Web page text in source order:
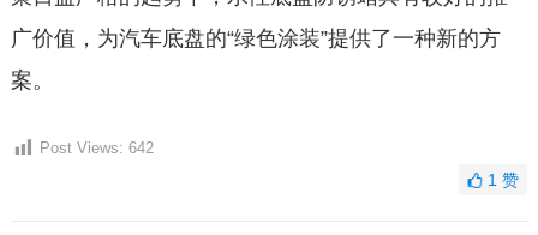
广价值，为汽车底盘的“绿色涂装”提供了一种新的方
案。
Post Views: 642
1赞